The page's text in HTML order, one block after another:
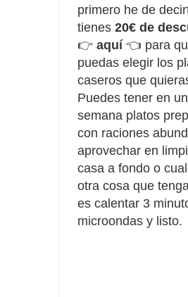
primero he de
tienes 20€ de
👉 aquí👈 para
puedas elegir los
caseros que
Puedes tener en
semana platos
con raciones
aprovechar en
casa a fondo o
otra cosa que
es calentar 3
microondas y listo.